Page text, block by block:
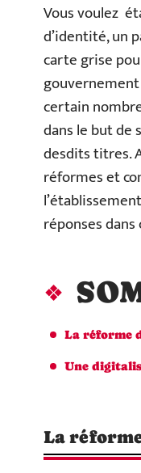
Vous voulez
d’identité, un
carte grise
certain
dans le but de
desdits titres.
réformes et
réponses
La réforme
Une
La